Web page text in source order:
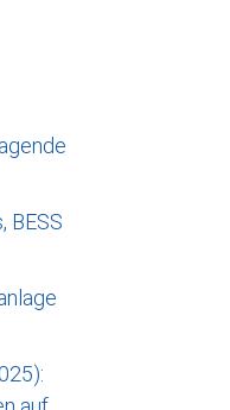
BESS